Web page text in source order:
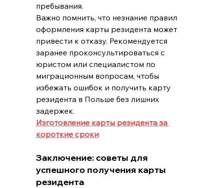
пребывания.
Важно помнить, что незнание правил
оформления карты резидента может
привести к отказу. Рекомендуется
заранее проконсультироваться с
юристом или специалистом по
миграционным вопросам, чтобы
избежать ошибок и получить карту
резидента в Польше без лишних
задержек.
Изготовление карты резидента за
короткие сроки
Заключение: советы для
успешного получения карты
резидента